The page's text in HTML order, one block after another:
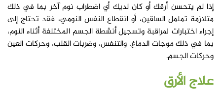
إذا لم يتحسن أرقك أو كان لديك أي اضطراب نوم آخر بما في ذلك
متلازمة تململ الساقين، أو انقطاع النفس النومي، فقد تحتاج إلى
إجراء اختبارات لمراقبة وتسجيل أنشطة الجسم المختلفة أثناء النوم،
بما في ذلك موجات الدماغ، والتنفس، وضربات القلب، وحركات العين
وحركات الجسم.
علاجالأرق